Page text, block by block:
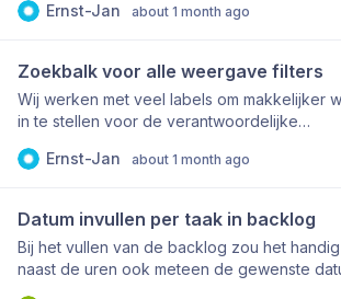
toegevoegd wordt
Ernst-Jan about 1 month ago
Zoekbalk voor alle weergave filters
Wij werken met veel labels om makkelijker
in te stellen voor de verantwoordelijke
Hierdoor is onze lijst met labels erg lang en
Dit zou potentieel ook voor kunnen komen
statussen, dus daarom het verzoek: Zou het
zijn dat elke filter optie een zoekbalk krijgt?
Ernst-Jan about 1 month ago
Datum invullen per taak in backlog
Bij het vullen van de backlog zou het
naast de uren ook meteen de gewenste